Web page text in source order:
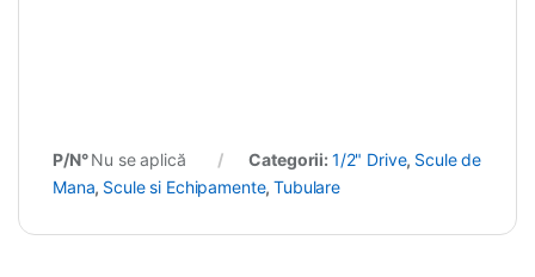
P/N°Nu se aplică Categorii: 1/2" Drive, Scule de
Mana, Scule si Echipamente,Tubulare